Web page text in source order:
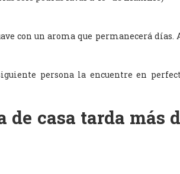
con un aroma que permanecerá días.
persona la encuentre en
de casa tarda más